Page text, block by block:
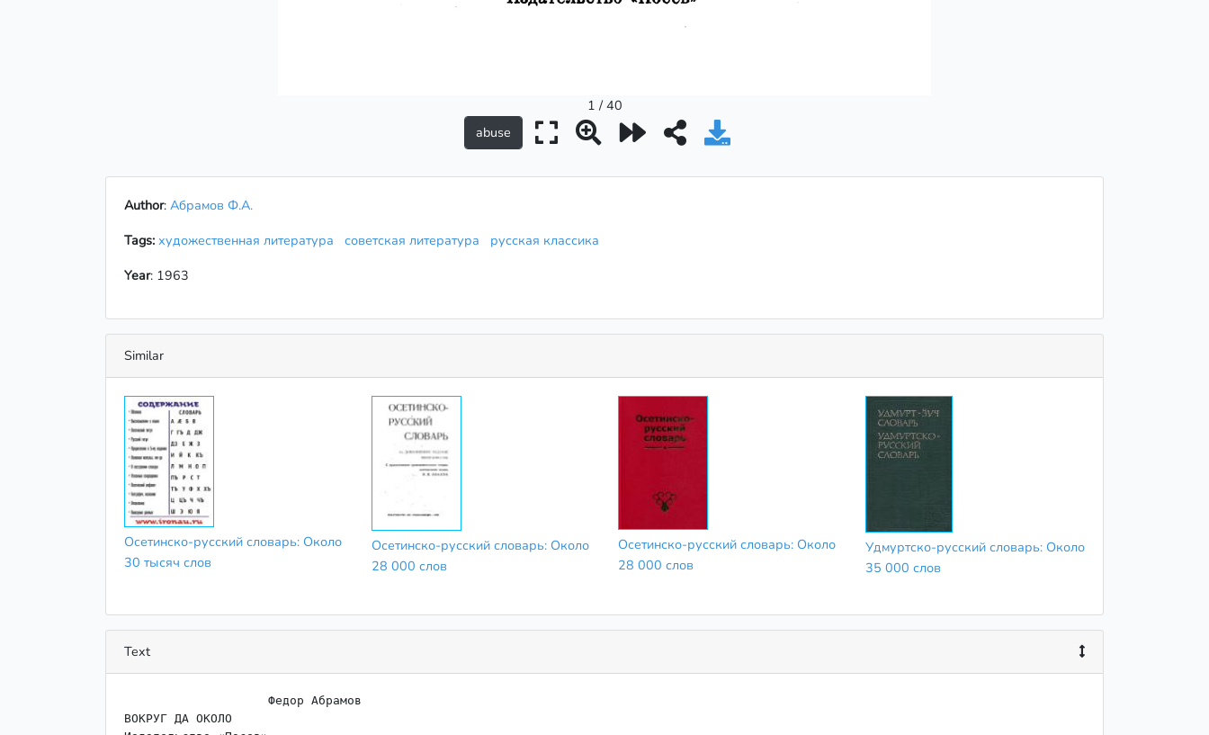
1 / 40
Author: Абрамов Ф.А.
Tags: художественная литература советская литература
русская классика
Year: 1963
Similar
Осетинско-русский словарь: Около
30 тысяч слов
Осетинско-русский словарь: Около
28 000 слов
Осетинско-русский словарь: Около
28 000 слов
Удмуртско-русский словарь: Около
35 000 слов
Text
ВОКРУГ ДА ОКОЛО